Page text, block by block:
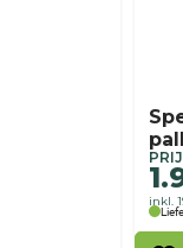
inkl.